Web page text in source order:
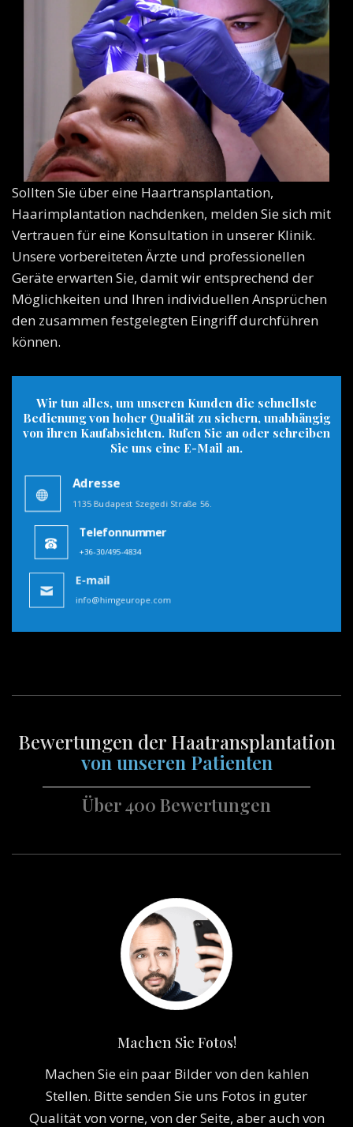
Sollten Sie über eine Haartransplantation,
Haarimplantation nachdenken, melden Sie sich mit
Vertrauen für eine Konsultation in unserer Klinik.
Unsere vorbereiteten Ärzte und professionellen
Geräte erwarten Sie, damit wir entsprechend der
Möglichkeiten und Ihren individuellen Ansprüchen
den zusammen festgelegten Eingriff durchführen
können.
Wir tun alles, um unseren Kunden die schnellste
Bedienung von hoher Qualität zu sichern, unabhängig
von ihren Kaufabsichten. Rufen Sie an oder schreiben
Sie uns eine E-Mail an.
Adresse
1135 Budapest Szegedi Straße 56.
Telefonnummer
+36-30/495-4834
E-mail
info@himgeurope.com
Bewertungen der Haatransplantation
von unseren Patienten
Über 400 Bewertungen
Machen Sie Fotos!
Machen Sie ein paar Bilder von den kahlen
Stellen. Bitte senden Sie uns Fotos in guter
Qualität von vorne, von der Seite, aber auch von